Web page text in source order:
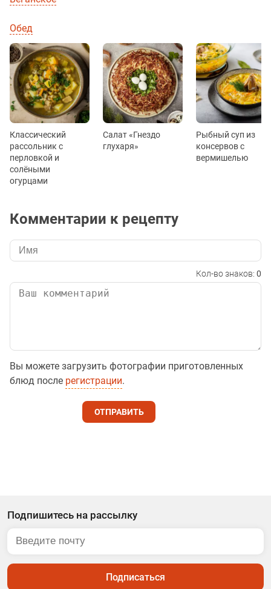
Обед
Классический
рассольник с
перловкой и
солёными
огурцами
Салат «Гнездо
глухаря»
Рыбный суп из
консервов с
вермишелью
Комментарии к рецепту
Кол-во знаков: 0
Вы можете загрузить фотографии приготовленных
блюд после регистрации.
ОТПРАВИТЬ
Подпишитесь на рассылку
Подписаться